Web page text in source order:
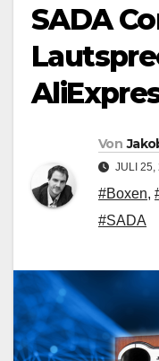
SADA
Von
JULI 25,
#Boxen,
#SADA